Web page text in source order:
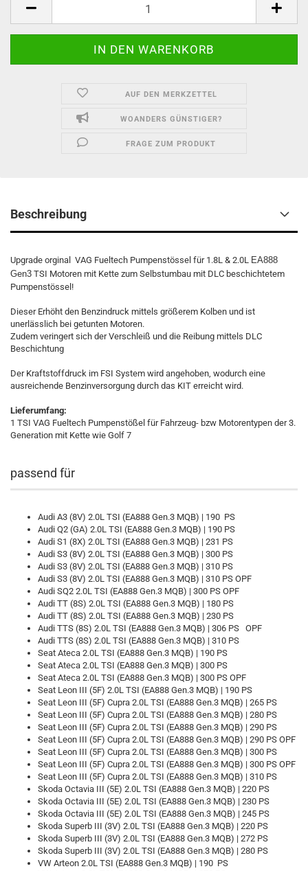
AUF DEN MERKZETTEL
WOANDERS GÜNSTIGER?
FRAGE ZUM PRODUKT
Beschreibung
Upgrade orginal VAG Fueltech Pumpenstössel für 1.8L & 2.0L EA888
Gen3 TSI Motoren mit Kette zum Selbstumbau mit DLC beschichtetem
Pumpenstössel!
Dieser Erhöht den Benzindruck mittels größerem Kolben und ist
unerlässlich bei getunten Motoren.
Zudem veringert sich der Verschleiß und die Reibung mittels DLC
Beschichtung
Der Kraftstoffdruck im FSI System wird angehoben, wodurch eine
ausreichende Benzinversorgung durch das KIT erreicht wird.
Lieferumfang:
1 TSI VAG Fueltech Pumpenstößel für Fahrzeug- bzw Motorentypen der 3.
Generation mit Kette wie Golf 7
passend für
Audi A3 (8V) 2.0L TSI (EA888 Gen.3 MQB) | 190 PS
Audi Q2 (GA) 2.0L TSI (EA888 Gen.3 MQB) | 190 PS
Audi S1 (8X) 2.0L TSI (EA888 Gen.3 MQB) | 231 PS
Audi S3 (8V) 2.0L TSI (EA888 Gen.3 MQB) | 300 PS
Audi S3 (8V) 2.0L TSI (EA888 Gen.3 MQB) | 310 PS
Audi S3 (8V) 2.0L TSI (EA888 Gen.3 MQB) | 310 PS OPF
Audi SQ2 2.0L TSI (EA888 Gen.3 MQB) | 300 PS OPF
Audi TT (8S) 2.0L TSI (EA888 Gen.3 MQB) | 180 PS
Audi TT (8S) 2.0L TSI (EA888 Gen.3 MQB) | 230 PS
Audi TTS (8S) 2.0L TSI (EA888 Gen.3 MQB) | 306 PS OPF
Audi TTS (8S) 2.0L TSI (EA888 Gen.3 MQB) | 310 PS
Seat Ateca 2.0L TSI (EA888 Gen.3 MQB) | 190 PS
Seat Ateca 2.0L TSI (EA888 Gen.3 MQB) | 300 PS
Seat Ateca 2.0L TSI (EA888 Gen.3 MQB) | 300 PS OPF
Seat Leon III (5F) 2.0L TSI (EA888 Gen.3 MQB) | 190 PS
Seat Leon III (5F) Cupra 2.0L TSI (EA888 Gen.3 MQB) | 265 PS
Seat Leon III (5F) Cupra 2.0L TSI (EA888 Gen.3 MQB) | 280 PS
Seat Leon III (5F) Cupra 2.0L TSI (EA888 Gen.3 MQB) | 290 PS
Seat Leon III (5F) Cupra 2.0L TSI (EA888 Gen.3 MQB) | 290 PS OPF
Seat Leon III (5F) Cupra 2.0L TSI (EA888 Gen.3 MQB) | 300 PS
Seat Leon III (5F) Cupra 2.0L TSI (EA888 Gen.3 MQB) | 300 PS OPF
Seat Leon III (5F) Cupra 2.0L TSI (EA888 Gen.3 MQB) | 310 PS
Skoda Octavia III (5E) 2.0L TSI (EA888 Gen.3 MQB) | 220 PS
Skoda Octavia III (5E) 2.0L TSI (EA888 Gen.3 MQB) | 230 PS
Skoda Octavia III (5E) 2.0L TSI (EA888 Gen.3 MQB) | 245 PS
Skoda Superb III (3V) 2.0L TSI (EA888 Gen.3 MQB) | 220 PS
Skoda Superb III (3V) 2.0L TSI (EA888 Gen.3 MQB) | 272 PS
Skoda Superb III (3V) 2.0L TSI (EA888 Gen.3 MQB) | 280 PS
VW Arteon 2.0L TSI (EA888 Gen.3 MQB) | 190 PS